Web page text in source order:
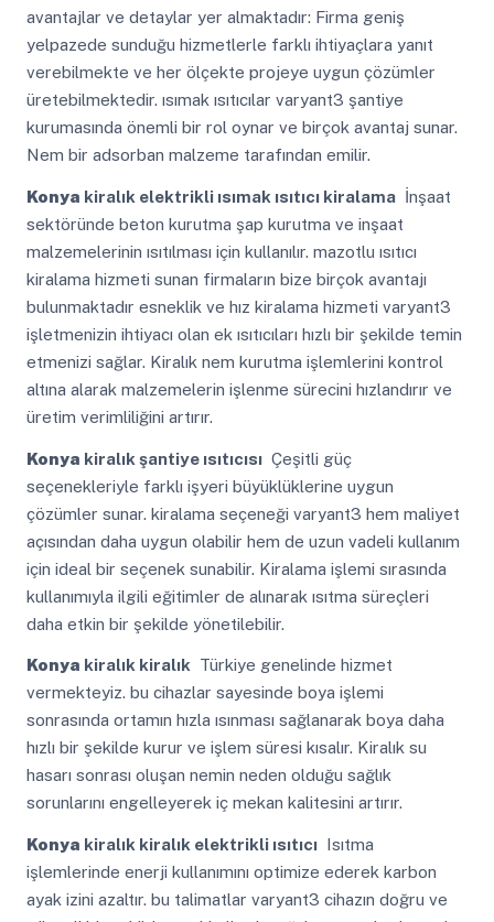
avantajlar ve detaylar yer almaktadır: Firma geniş
yelpazede sunduğu hizmetlerle farklı ihtiyaçlara yanıt
verebilmekte ve her ölçekte projeye uygun çözümler
üretebilmektedir. ısımak ısıtıcılar varyant3 şantiye
kurumasında önemli bir rol oynar ve birçok avantaj sunar.
Nem bir adsorban malzeme tarafından emilir.
Konya kiralık elektrikli ısımak ısıtıcı kiralamaİnşaat
sektöründe beton kurutma şap kurutma ve inşaat
malzemelerinin ısıtılması için kullanılır. mazotlu ısıtıcı
kiralama hizmeti sunan firmaların bize birçok avantajı
bulunmaktadır esneklik ve hız kiralama hizmeti varyant3
işletmenizin ihtiyacı olan ek ısıtıcıları hızlı bir şekilde temin
etmenizi sağlar. Kiralık nem kurutma işlemlerini kontrol
altına alarak malzemelerin işlenme sürecini hızlandırır ve
üretim verimliliğini artırır.
Konya kiralık şantiye ısıtıcısıÇeşitli güç
seçenekleriyle farklı işyeri büyüklüklerine uygun
çözümler sunar. kiralama seçeneği varyant3 hem maliyet
açısından daha uygun olabilir hem de uzun vadeli kullanım
için ideal bir seçenek sunabilir. Kiralama işlemi sırasında
kullanımıyla ilgili eğitimler de alınarak ısıtma süreçleri
daha etkin bir şekilde yönetilebilir.
Konya kiralık kiralık Türkiye genelinde hizmet
vermekteyiz. bu cihazlar sayesinde boya işlemi
sonrasında ortamın hızla ısınması sağlanarak boya daha
hızlı bir şekilde kurur ve işlem süresi kısalır. Kiralık su
hasarı sonrası oluşan nemin neden olduğu sağlık
sorunlarını engelleyerek iç mekan kalitesini artırır.
Konya kiralık kiralık elektrikli ısıtıcıIsıtma
işlemlerinde enerji kullanımını optimize ederek karbon
ayak izini azaltır. bu talimatlar varyant3 cihazın doğru ve